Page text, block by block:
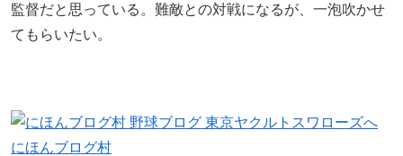
監督だと思っている。難敵との対戦になるが、一泡吹かせ
てもらいたい。
にほんブログ村